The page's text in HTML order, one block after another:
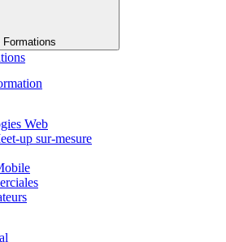
Formations
Web
up sur-mesure